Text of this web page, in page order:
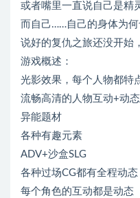
或者嘴里一直说自己是精
而自己……自己的身体为何
说好的复仇之旅还没开始
游戏概述：
光影效果，每个人物都特
流畅高清的人物互动+动
异能题材
各种有趣元素
ADV+沙盒SLG
各种过场CG都有全程动态
每个角色的互动都是动态